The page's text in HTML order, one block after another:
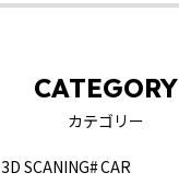
CATEGORY
カテゴリー
3D SCANING CAR